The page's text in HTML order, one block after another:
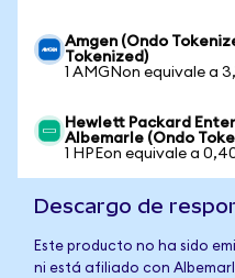
Amgen (Ondo
Tokenized)
1 AMGNon equivale a
Hewlett Packard
Albemarle (Ondo
1 HPEon equivale a
Descargo de
Este producto no ha sido
ni está afiliado con